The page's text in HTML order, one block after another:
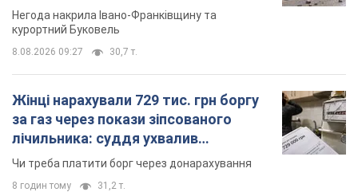
Відео
Негода накрила Івано-Франківщину та
курортний Буковель
8.08.2026 09:27 30,7 т.
Жінці нарахували 729 тис. грн боргу
за газ через покази зіпсованого
лічильника: суддя ухвалив
неочікуване рішення
Чи треба платити борг через донарахування
8 годин тому 31,2 т.